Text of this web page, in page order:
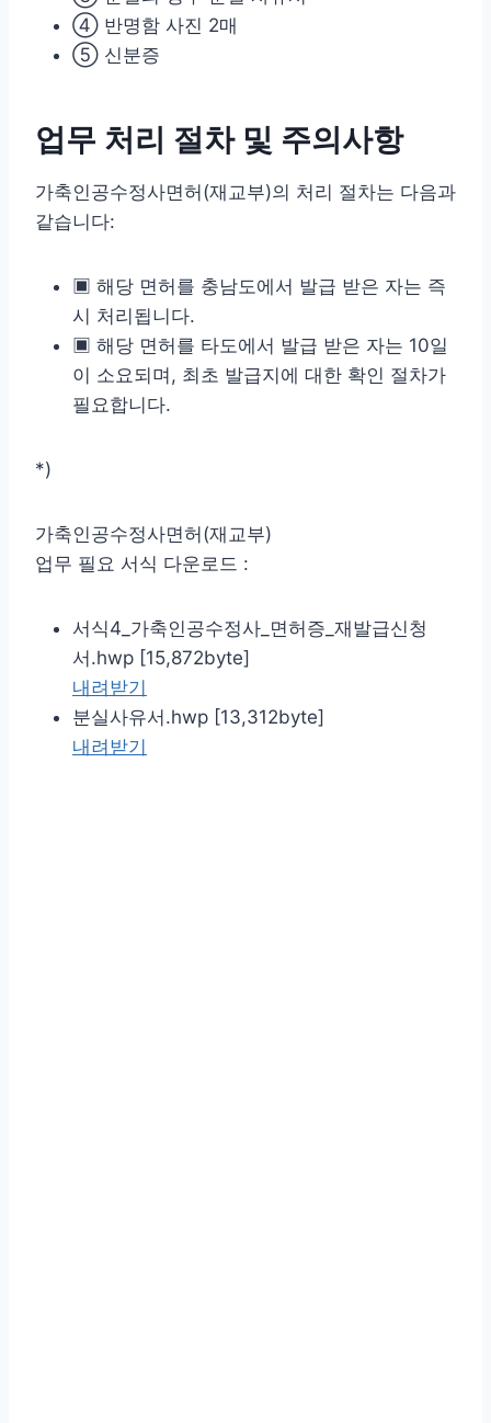
④ 반명함 사진 2매
⑤ 신분증
업무 처리 절차 및 주의사항
가축인공수정사면허(재교부)의 처리 절차는 다음과
같습니다:
▣ 해당 면허를 충남도에서 발급 받은 자는 즉
시 처리됩니다.
▣ 해당 면허를 타도에서 발급 받은 자는 10일
이 소요되며, 최초 발급지에 대한 확인 절차가
필요합니다.
*)
가축인공수정사면허(재교부)
업무 필요 서식 다운로드 :
서식4_가축인공수정사_면허증_재발급신청
서.hwp [15,872byte]
내려받기
분실사유서.hwp [13,312byte]
내려받기